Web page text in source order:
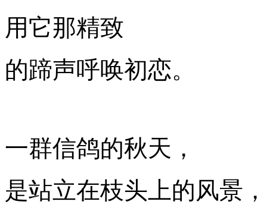
用它那精致
的蹄声呼唤初恋。
一群信鸽的秋天，
是站立在枝头上的风景，